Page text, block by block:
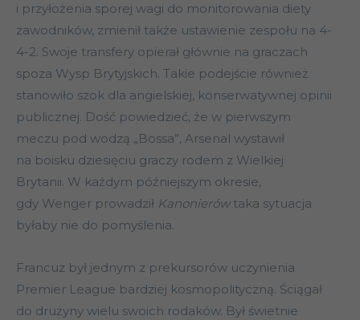
i przyłożenia sporej wagi do monitorowania diety
zawodników, zmienił także ustawienie zespołu na 4-
4-2. Swoje transfery opierał głównie na graczach
spoza Wysp Brytyjskich. Takie podejście również
stanowiło szok dla angielskiej, konserwatywnej opinii
publicznej. Dość powiedzieć, że w pierwszym
meczu pod wodzą „Bossa”, Arsenal wystawił
na boisku dziesięciu graczy rodem z Wielkiej
Brytanii. W każdym późniejszym okresie,
gdy Wenger prowadził Kanonierówtaka sytuacja
byłaby nie do pomyślenia.
Francuz był jednym z prekursorów uczynienia
Premier League bardziej kosmopolityczną. Ściągał
do drużyny wielu swoich rodaków. Był świetnie